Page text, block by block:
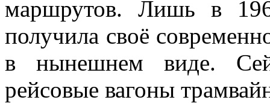
маршрутов. Лишь в
получила своё
в нынешнем виде.
рейсовые вагоны